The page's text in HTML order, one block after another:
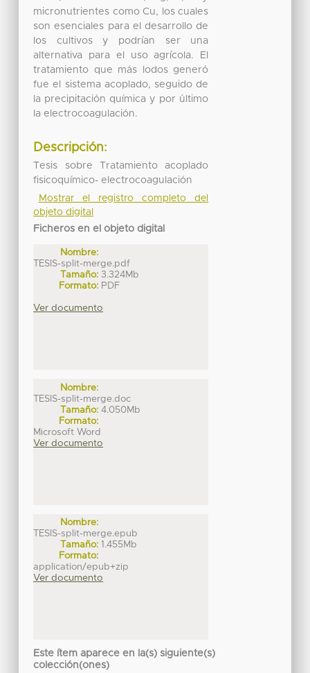
micronutrientes como Cu, los cuales
son esenciales para el desarrollo de
los cultivos y podrían ser una
alternativa para el uso agrícola. El
tratamiento que más lodos generó
fue el sistema acoplado, seguido de
la precipitación química y por último
la electrocoagulación.
Descripción:
Tesis sobre Tratamiento acoplado
fisicoquímico- electrocoagulación
Mostrar el registro completo del
objeto digital
Ficheros en el objeto digital
Nombre:
TESIS-split-merge.pdf
Tamaño: 3.324Mb
Formato: PDF
Ver documento
Nombre:
TESIS-split-merge.doc
Tamaño: 4.050Mb
Formato:
Microsoft Word
Ver documento
Nombre:
TESIS-split-merge.epub
Tamaño: 1.455Mb
Formato:
application/epub+zip
Ver documento
Este ítem aparece en la(s) siguiente(s)
colección(ones)